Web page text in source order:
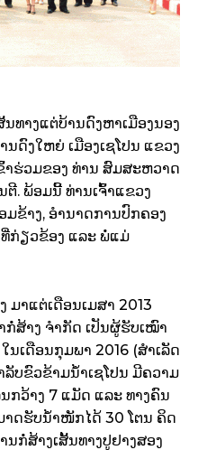
ທາງແຕ່ບ້ານດົງຫາເມືອງນອງ
ດົງໃຫຍ່ ເມືອງເຊໂປນ ແຂວງ
າຮ່ວມຂອງ ທ່ານ ສົມສະຫວາດ
. ພ້ອມນີ້ ທ່ານເຈົ້າແຂວງ
ຂ້າງ, ອຳນາດການປົກຄອງ
ທີ່ກ່ຽວຂ້ອງ ແລະ ພໍ່ແມ່
ມາແຕ່ເດືອນເມສາ 2013
ສ້າງ ຈຳກັດ ເປັນຜູ້ຮັບເໝົາ
ນເດືອນກຸມພາ 2016 (ສຳເລັດ
ລັບຂົວຂ້າມນ້ຳເຊໂປນ ມີຄວາມ
ກວ້າງ 7 ແມັດ ແລະ ທາງຄົນ
າດຮັບນ້ຳໜັກໄດ້ 30 ໂຕນ ຄິດ
ກໍ່ສ້າງເສັ້ນທາງປູຢາງສອງ